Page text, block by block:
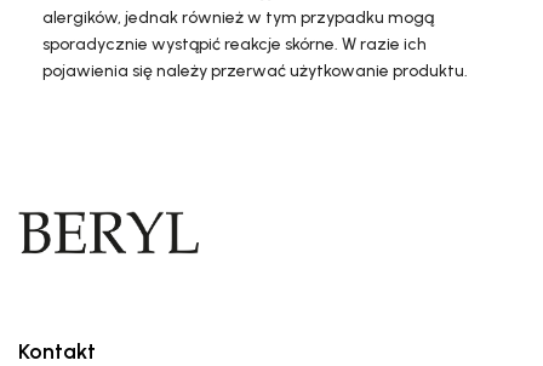
alergików, jednak również w tym przypadku mogą
sporadycznie wystąpić reakcje skórne. W razie ich
pojawienia się należy przerwać użytkowanie produktu.
Kontakt